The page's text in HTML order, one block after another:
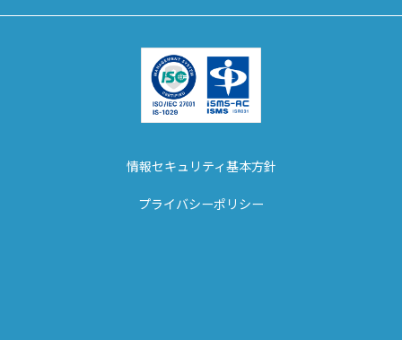
情報セキュリティ基本方針
プライバシーポリシー